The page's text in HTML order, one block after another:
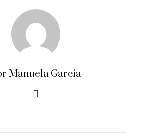
Manuela García